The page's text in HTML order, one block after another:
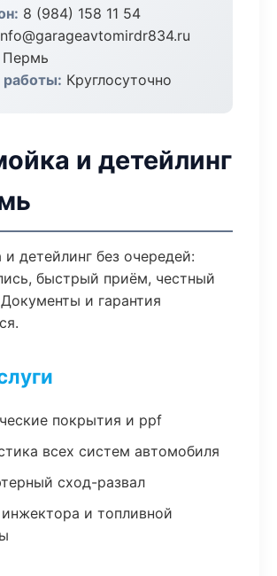
8 (984) 158 11 54
Пермь
Круглосуточно
и детейлинг
детейлинг без очередей:
быстрый приём, честный
Документы и гарантия
покрытия и ppf
всех систем автомобиля
сход-развал
и топливной